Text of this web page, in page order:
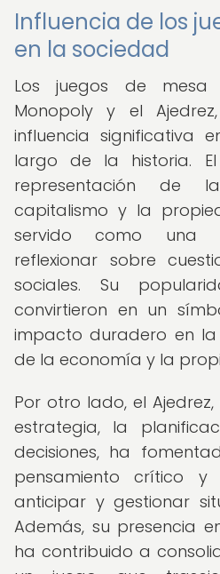
Influencia de los
en la sociedad
Los juegos de mesa
Monopoly y el
influencia significativa
largo de la historia.
representación de
capitalismo y la
servido como una
reflexionar sobre
sociales. Su
convirtieron en un
impacto duradero en
de la economía y la
Por otro lado, el
estrategia, la
decisiones, ha
pensamiento crítico
anticipar y gestionar
Además, su presencia
ha contribuido a